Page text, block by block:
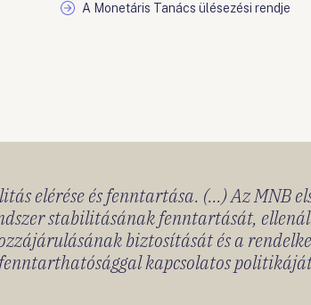
A Monetáris Tanács ülésezési rendje
elérése és fenntartása. (...) Az MNB
stabilitásának fenntartását,
biztosítását és a
kapcsolatos